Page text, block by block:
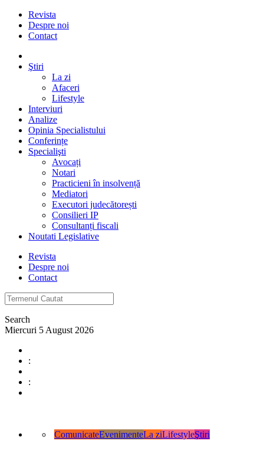
Revista
Despre noi
Contact
Ştiri
La zi
Afaceri
Lifestyle
Interviuri
Analize
Opinia Specialistului
Conferințe
Specialişti
Avocați
Notari
Practicieni în insolvență
Mediatori
Executori judecătorești
Consilieri IP
Consultanți fiscali
Noutati Legislative
Revista
Despre noi
Contact
Search
Miercuri 5 August 2026
:
:
ComunicateEvenimenteLa ziLifestyleŞtiri